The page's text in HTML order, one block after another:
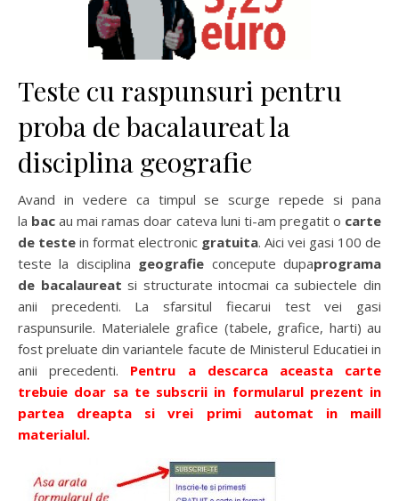
Teste cu raspunsuri pentru
proba de bacalaureat la
disciplina geografie
Avand in vedere ca timpul se scurge repede si pana
la bac au mai ramas doar cateva luni ti-am pregatit o carte
de teste in format electronic gratuita. Aici vei gasi 100 de
teste la disciplina geografie concepute dupaprograma
de bacalaureat si structurate intocmai ca subiectele din
anii precedenti. La sfarsitul fiecarui test vei gasi
raspunsurile. Materialele grafice (tabele, grafice, harti) au
fost preluate din variantele facute de Ministerul Educatiei in
anii precedenti. Pentru a descarca aceasta carte
trebuie doar sa te subscrii in formularul prezent in
partea dreapta si vrei primi automat in maill
materialul.